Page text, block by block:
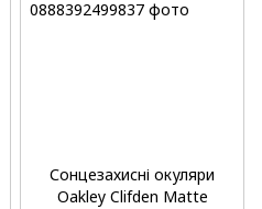
Сонцезахисні окуляри
Oakley Clifden Matte